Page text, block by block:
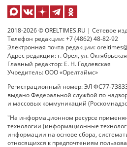
2018-2026 © ORELTIMES.RU | Сетевое
Телефон редакции: +7 (4862) 48-82-92
Электронная почта редакции:
Адрес редакции: г. Орел, ул.
Главный редактор: Е. Н. Годлевская
Учредитель: ООО «Орелтаймс»
Регистрационный номер: ЭЛ ФС77-
выдано Федеральной службой по
и массовых коммуникаций
"На информационном ресурсе
технологии (информационные
информации на основе сбора,
относящихся к предпочтениям